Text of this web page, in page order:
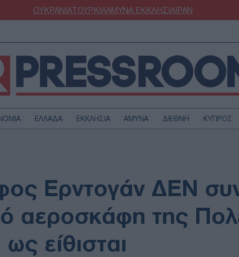
ΟΥΚΡΑΝΙΑΤΟΥΡΚΙΑΑΜΥΝΑΕΚΚΛΗΣΙΑΙΡΑΝ
ΕΛΛΑΔΑ ΕΚΚΛΗΣΙΑ ΑΜΥΝΑ ΔΙΕΘΝΗ ΚΥΠΡΟΣ
ΥΓΕΙΑ
Ερντογάν ΔΕΝ
αεροσκάφη της
είθισται